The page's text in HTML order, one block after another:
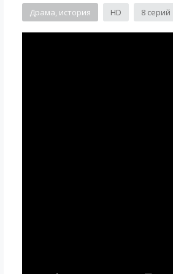
Драма, история HD 8 серий